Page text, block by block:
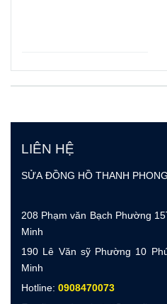
LIÊN HỆ
SỬA ĐỒNG HỒ THANH PHONG
208 Phạm văn Bạch Phường
Minh
190 Lê Văn sỹ Phường 10
Minh
Hotline: 0908470073